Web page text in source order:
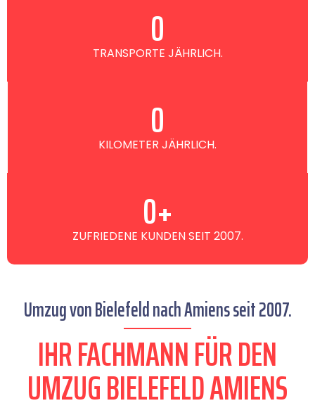
TRANSPORTE JÄHRLICH.
0
KILOMETER JÄHRLICH.
0
ZUFRIEDENE KUNDEN SEIT 2007.
0+
Umzug von Bielefeld nach Amiens seit 2007.
IHR FACHMANN FÜR DEN
UMZUG BIELEFELD AMIENS